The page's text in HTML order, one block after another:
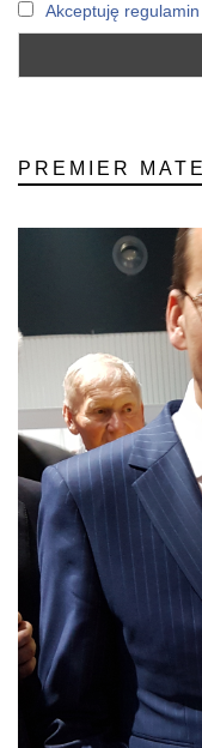
Akceptuję regulamin
PREMIER